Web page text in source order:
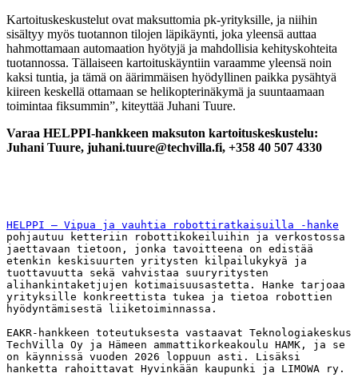
Kartoituskeskustelut ovat maksuttomia pk-yrityksille, ja niihin
sisältyy myös tuotannon tilojen läpikäynti, joka yleensä auttaa
hahmottamaan automaation hyötyjä ja mahdollisia kehityskohteita
tuotannossa. Tällaiseen kartoituskäyntiin varaamme yleensä noin
kaksi tuntia, ja tämä on äärimmäisen hyödyllinen paikka pysähtyä
kiireen keskellä ottamaan se helikopterinäkymä ja suuntaamaan
toimintaa fiksummin”, kiteyttää Juhani Tuure.
Varaa HELPPI-hankkeen maksuton kartoituskeskustelu:
Juhani Tuure, juhani.tuure@techvilla.fi, +358 40 507 4330
HELPPI – Vipua ja vauhtia robottiratkaisuilla -hanke
pohjautuu ketteriin robottikokeiluihin ja verkostossa
jaettavaan tietoon, jonka tavoitteena on edistää
etenkin keskisuurten yritysten kilpailukykyä ja
tuottavuutta sekä vahvistaa suuryritysten
alihankintaketjujen kotimaisuusastetta. Hanke tarjoaa
yrityksille konkreettista tukea ja tietoa robottien
hyödyntämisestä liiketoiminnassa.
EAKR-hankkeen toteutuksesta vastaavat Teknologiakeskus
TechVilla Oy ja Hämeen ammattikorkeakoulu HAMK, ja se
on käynnissä vuoden 2026 loppuun asti. Lisäksi
hanketta rahoittavat Hyvinkään kaupunki ja LIMOWA ry.